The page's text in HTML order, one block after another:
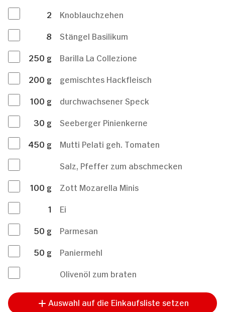
2
Knoblauchzehen
8
Stängel Basilikum
250 g
Barilla La Collezione
200 g
gemischtes Hackfleisch
100 g
durchwachsener Speck
30 g
Seeberger Pinienkerne
450 g
Mutti Pelati geh. Tomaten
Salz, Pfeffer zum abschmecken
100 g
Zott Mozarella Minis
1
Ei
50 g
Parmesan
50 g
Paniermehl
Olivenöl zum braten
Auswahl auf die Einkaufsliste setzen